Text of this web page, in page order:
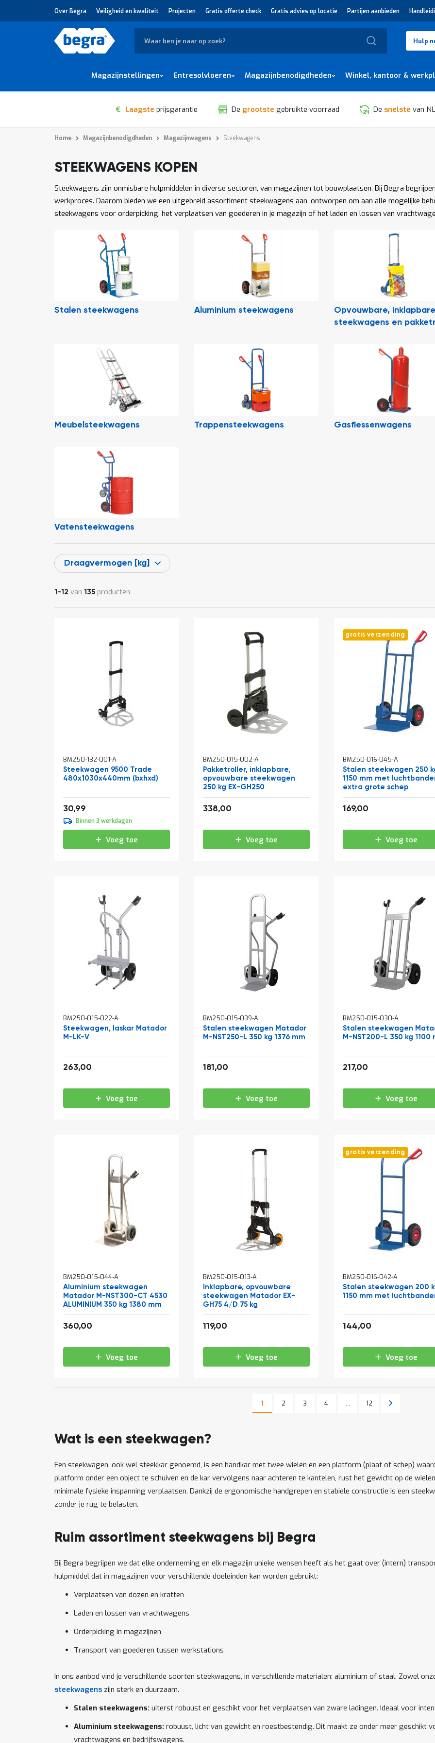
Over Begra Veiligheid en kwaliteit Projecten Gratis offerte check Gratis advies op locatie Partijen aanbieden
Zoek Hulp
Magazijnstellingen Entresolvloeren Magazijnbenodigdheden Winkel, kantoor &
€ Laagste prijsgarantie De grootste gebruikte voorraad De snelste van
Home Magazijnbenodigdheden Magazijnwagens Steekwagens
STEEKWAGENS KOPEN
Steekwagens zijn onmisbare hulpmiddelen in diverse sectoren, van magazijnen tot bouwplaatsen. Bij Begra
werkproces. Daarom bieden we een uitgebreid assortiment steekwagens aan, ontworpen om aan alle mogelijke
steekwagens voor orderpicking, het verplaatsen van goederen in je magazijn of het laden en lossen van
Stalen steekwagens Aluminium steekwagens
Opvouwbare, inklapbare
steekwagens en
Meubelsteekwagens Trappensteekwagens Gasflessenwagens
Vatensteekwagens
Draagvermogen [kg]
1 -12 van 135 producten
BM250-132-001-A
Steekwagen 9500 Trade
480x1030x440mm (bxhxd)
30,99
Binnen 3 werkdagen
Voeg toe
BM250-015-002-A
Pakketroller, inklapbare,
opvouwbare steekwagen
250 kg EX-GH250
338,00
Voeg toe
gratis verzending
BM250-016-045-A
Stalen steekwagen 250
1150 mm met
extra grote schep
169,00
Voeg toe
BM250-015-022-A
Steekwagen, laskar Matador
M-LK-V
263,00
Voeg toe
BM250-015-039-A
Stalen steekwagen Matador
M-NST250-L 350 kg 1376 mm
181,00
Voeg toe
BM250-015-030-A
Stalen steekwagen
M-NST200-L 350 kg 1100
217,00
Voeg toe
BM250-015-044-A
Aluminium steekwagen
Matador M-NST300-CT 4530
ALUMINIUM 350 kg 1380 mm
360,00
Voeg toe
BM250-015-013-A
Inklapbare, opvouwbare
steekwagen Matador EX-
GH75 4/D 75 kg
119,00
Voeg toe
gratis verzending
BM250-016-042-A
Stalen steekwagen 200
1150 mm met
144,00
Voeg toe
Pagina
U lees momenteel pagina
1 Pagina
2 Pagina
3 Pagina
4 ... Pagina
12 Pagina
Volgende
Wat is een steekwagen?
Een steekwagen, ook wel steekkar genoemd, is een handkar met twee wielen en een platform (plaat of schep)
platform onder een object te schuiven en de kar vervolgens naar achteren te kantelen, rust het gewicht op de
minimale fysieke inspanning verplaatsen. Dankzij de ergonomische handgrepen en stabiele constructie is een
zonder je rug te belasten.
Ruim assortiment steekwagens bij Begra
Bij Begra begrijpen we dat elke onderneming en elk magazijn unieke wensen heeft als het gaat over (intern)
hulpmiddel dat in magazijnen voor verschillende doeleinden kan worden gebruikt:
Verplaatsen van dozen en kratten
Laden en lossen van vrachtwagens
Orderpicking in magazijnen
Transport van goederen tussen werkstations
In ons aanbod vind je verschillende soorten steekwagens, in verschillende materialen: aluminium of staal. Zowel
steekwagens zijn sterk en duurzaam.
Stalen steekwagens: uiterst robuust en geschikt voor het verplaatsen van zware ladingen. Ideaal voor
Aluminium steekwagens: robuust, licht van gewicht en roestbestendig. Dit maakt ze onder meer geschikt
vrachtwagens en bedrijfswagens.